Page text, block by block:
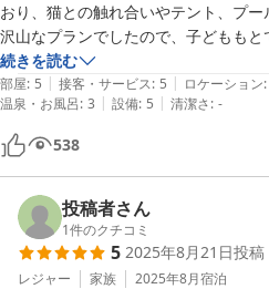
おり、猫との触れ合いやテント、プ
沢山なプランでしたので、子どもも
の近くには昆虫もいっぱいいて昆虫採
那須の主要な観光スポットから若干距
あるとなお良しでしたが、総合的には
続きを読む
部屋: 5 | 接客・サービス: 5 | ロケーション:
温泉・お風呂: 3 | 設備: 5 | 清潔さ: -
538
投稿者さん
1件のクチコミ
5 2025年8月21日投稿
レジャー 家族 2025年8月宿泊